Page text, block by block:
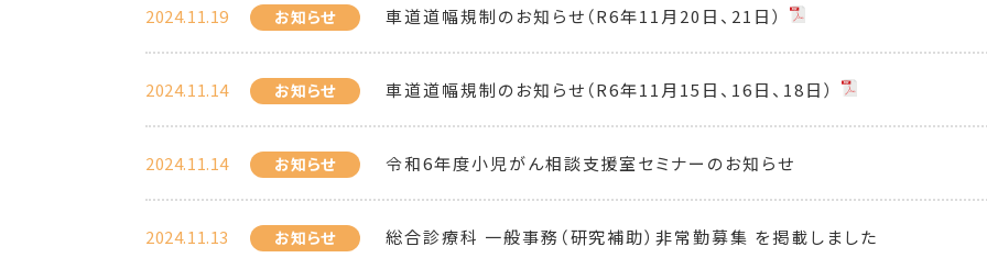
2024.11.19 お知らせ 車道道幅規制のお知らせ（R6年11月20日、21日）
2024.11.14 お知らせ 車道道幅規制のお知らせ（R6年11月15日、16日、18日）
2024.11.14 お知らせ 令和6年度小児がん相談支援室セミナーのお知らせ
2024.11.13 お知らせ 総合診療科 一般事務（研究補助）非常勤募集 を掲載しました